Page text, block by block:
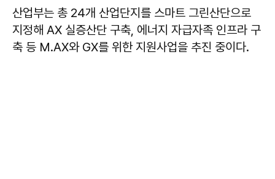
산업부는 총 24개 산업단지를 스마트 그린산단으로
지정해 AX 실증산단 구축, 에너지 자급자족 인프라 구
축 등 M.AX와 GX를 위한 지원사업을 추진 중이다.